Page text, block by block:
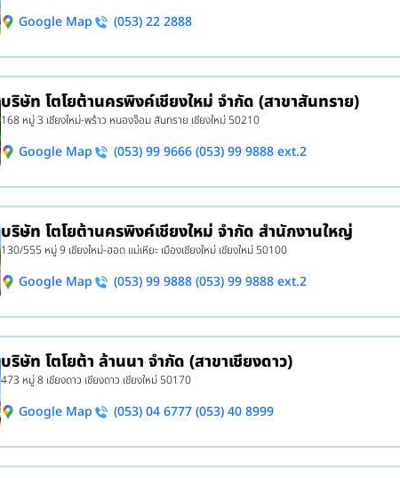
Google Map (053) 22 2888
บริษัท โตโยต้านครพิงค์เชียงใหม่ จำกัด (สาขาสันทราย)
168 หมู่ 3 เชียงใหม่-พร้าว หนองจ๊อม สันทราย เชียงใหม่ 50210
Google Map (053) 99 9666 (053) 99 9888 ext.2
บริษัท โตโยต้านครพิงค์เชียงใหม่ จำกัด สำนักงานใหญ่
130/555 หมู่ 9 เชียงใหม่-ฮอด แม่เหียะ เมืองเชียงใหม่ เชียงใหม่ 50100
Google Map (053) 99 9888 (053) 99 9888 ext.2
บริษัท โตโยต้า ล้านนา จำกัด (สาขาเชียงดาว)
473 หมู่ 8 เชียงดาว เชียงดาว เชียงใหม่ 50170
Google Map (053) 04 6777 (053) 40 8999